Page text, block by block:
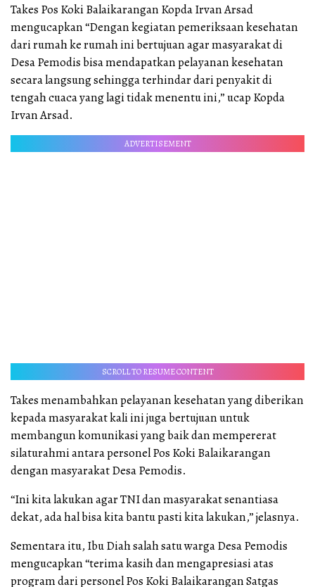
Takes Pos Koki Balaikarangan Kopda Irvan Arsad
mengucapkan “Dengan kegiatan pemeriksaan kesehatan
dari rumah ke rumah ini bertujuan agar masyarakat di
Desa Pemodis bisa mendapatkan pelayanan kesehatan
secara langsung sehingga terhindar dari penyakit di
tengah cuaca yang lagi tidak menentu ini,” ucap Kopda
Irvan Arsad.
ADVERTISEMENT
SCROLL TO RESUME CONTENT
Takes menambahkan pelayanan kesehatan yang diberikan
kepada masyarakat kali ini juga bertujuan untuk
membangun komunikasi yang baik dan mempererat
silaturahmi antara personel Pos Koki Balaikarangan
dengan masyarakat Desa Pemodis.
“Ini kita lakukan agar TNI dan masyarakat senantiasa
dekat, ada hal bisa kita bantu pasti kita lakukan,” jelasnya.
Sementara itu, Ibu Diah salah satu warga Desa Pemodis
mengucapkan “terima kasih dan mengapresiasi atas
program dari personel Pos Koki Balaikarangan Satgas